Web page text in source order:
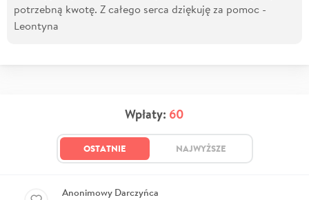
potrzebną kwotę. Z całego serca dziękuję za pomoc -
Leontyna
Wpłaty: 60
OSTATNIE NAJWYŻSZE
Anonimowy Darczyńca